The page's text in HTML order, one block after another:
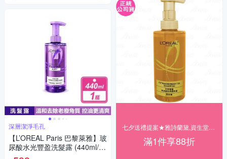
深層潔淨毛孔
【L’OREAL Paris 巴黎萊雅】玻
尿酸水光豐盈洗髮露 (440ml/
瓶)
滿1件享88折